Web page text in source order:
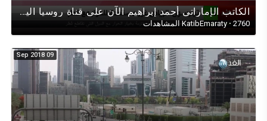
الكاتب الإماراتي أحمد إبراهيم الآن على قناة روسيا اليوم حول زيارة ريكس تليرسون للمنطقة (قطروالخليج)
KatibEmaraty · 2760 المشاهدات
09 Sep 2018